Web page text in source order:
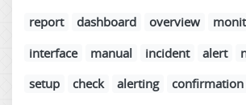
report
dashboard overview
interface
manual incident alert
setup
check alerting confirmation